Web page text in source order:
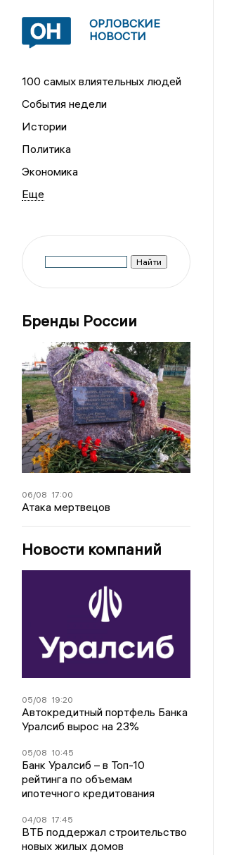
ОРЛОВСКИЕ
НОВОСТИ
100 самых влиятельных людей
События недели
Истории
Политика
Экономика
Бренды России
06/08 17:00
Атака мертвецов
Новости компаний
05/08 19:20
Автокредитный портфель Банка
Уралсиб вырос на 23%
05/08 10:45
Банк Уралсиб – в Топ-10
рейтинга по объемам
ипотечного кредитования
04/08 17:45
ВТБ поддержал строительство
новых жилых домов